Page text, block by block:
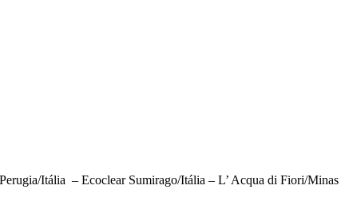
Itália – Ecoclear Sumirago/Itália – L’ Acqua di Fiori/Minas